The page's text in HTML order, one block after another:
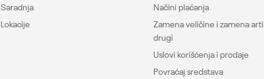
Saradnja
Lokacije
Načini plaćanja
Zamena veličine i zamena
drugi
Uslovi korišćenja i prodaje
Povraćaj sredstava